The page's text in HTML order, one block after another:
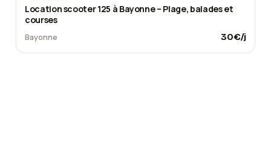
Location scooter 125 à Bayonne – Plage, balades et
courses
Bayonne 30€/j